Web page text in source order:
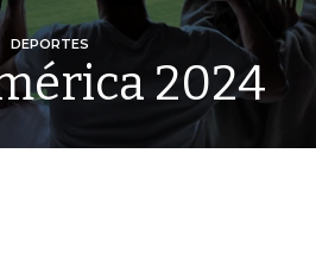
DEPORTES
2024